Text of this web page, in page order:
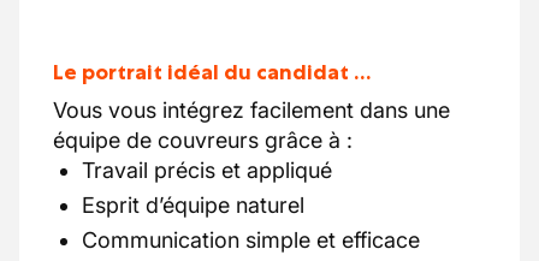
Le portrait idéal du candidat …
Vous vous intégrez facilement dans une
équipe de couvreurs grâce à :
Travail précis et appliqué
Esprit d’équipe naturel
Communication simple et efficace